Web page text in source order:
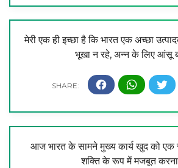
मेरी एक ही इच्छा है कि भारत एक अच्छा
भूखा न रहे, अन्न के लिए आंसू
आज भारत के सामने मुख्य कार्य खुद को
शक्ति के रूप में मजबूत